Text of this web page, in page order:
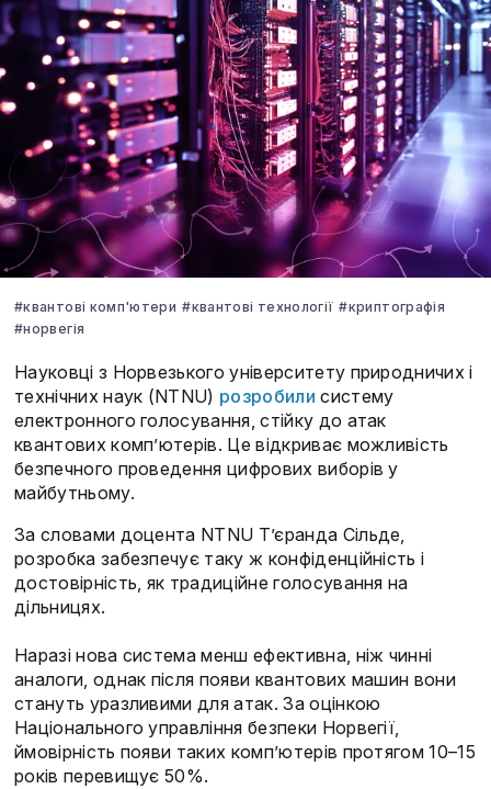
#квантові комп'ютери #квантові технології #криптографія
#норвегія
Науковці з Норвезького університету природничих і
технічних наук (NTNU) розробили систему
електронного голосування, стійку до атак
квантових комп’ютерів. Це відкриває можливість
безпечного проведення цифрових виборів у
майбутньому.
За словами доцента NTNU Т’єранда Сільде,
розробка забезпечує таку ж конфіденційність і
достовірність, як традиційне голосування на
дільницях.
Наразі нова система менш ефективна, ніж чинні
аналоги, однак після появи квантових машин вони
стануть уразливими для атак. За оцінкою
Національного управління безпеки Норвегії,
ймовірність появи таких комп’ютерів протягом 10–15
років перевищує 50%.